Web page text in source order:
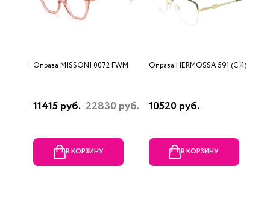
Оправа MISSONI 0072 FWM
11415 руб. 22830 руб.
В КОРЗИНУ
Оправа HERMOSSA 591 (C 4)
10520 руб.
В КОРЗИНУ